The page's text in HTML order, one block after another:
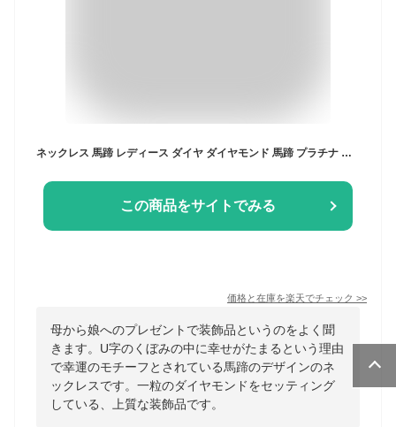
ネックレス 馬蹄 レディース ダイヤ ダイヤモンド 馬蹄 プラチナ プラチナダイヤ PT Pt. 0.1ct プレゼント 一粒ダイヤ 一粒 シンプル クリスマス ホワイトデー 新成人ギフト 厄除け
この商品をサイトでみる
価格と在庫を楽天でチェック >>
母から娘へのプレゼントで装飾品というのをよく聞
きます。U字のくぼみの中に幸せがたまるという理由
で幸運のモチーフとされている馬蹄のデザインのネ
ックレスです。一粒のダイヤモンドをセッティング
している、上質な装飾品です。